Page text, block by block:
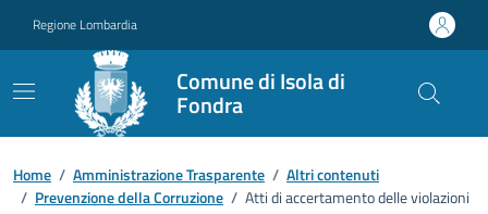
Regione Lombardia
Comune di Isola di
Fondra
Home / Amministrazione Trasparente / Altri contenuti
/ Prevenzione della Corruzione / Atti di accertamento delle violazioni